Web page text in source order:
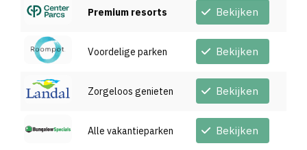
Premium resorts Bekijken
Voordelige parken Bekijken
Zorgeloos genieten Bekijken
Alle vakantieparken Bekijken